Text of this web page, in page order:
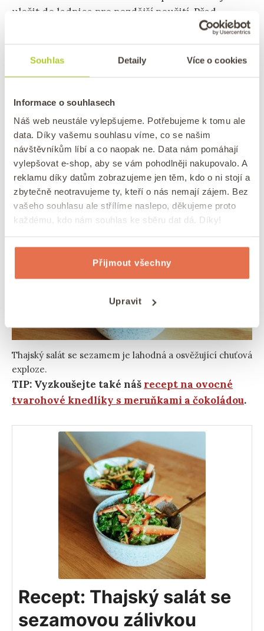
Souhlas Detaily Více o cookies
Informace o souhlasech
Náš web neustále vylepšujeme. Potřebujeme k tomu ale
data. Díky vašemu souhlasu víme, co se našim
návštěvníkům líbí a co naopak ne. Data nám pomáhají
vylepšovat e-shop, aby se vám pohodlněji nakupovalo. A
reklamu díky datům zobrazujeme jen těm, kdo o ni stojí a
zbytečně neotravujeme ty, kteří o nás nemají zájem. Bez
vašeho souhlasu ale střílíme naslepo, děkujeme proto
každému, kdo nám souhlas ke sběru dat dá. Díky!
Přijmout všechny
Upravit
uložit do lednice pro pozdější použití. Před
? Náš TIP:Tamari san-J BIO sojová omáčka bez
lepku Natural
Jak thajský salát uchovávat?
Pokud si připravujete salát den předem nebo vám
zbyl, vždy skladujte zvlášť zálivku a zvlášť salát.
Vydrží vám tak mnohem déle čerstvý.
Thajský salát se sezamem je lahodná a osvěžující chuťová
exploze.
TIP: Vyzkoušejte také náš recept na ovocné
tvarohové knedlíky s meruňkami a čokoládou.
Recept: Thajský salát se
sezamovou zálivkou